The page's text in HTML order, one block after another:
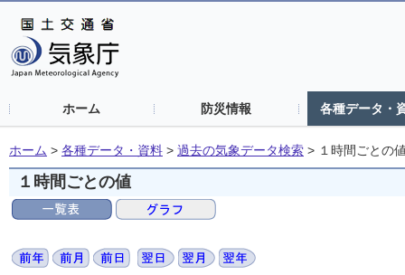
ホーム 防災情報 各種データ・
ホーム > 各種データ・資料 > 過去の気象データ検索 > １時間ごとの
１時間ごとの値